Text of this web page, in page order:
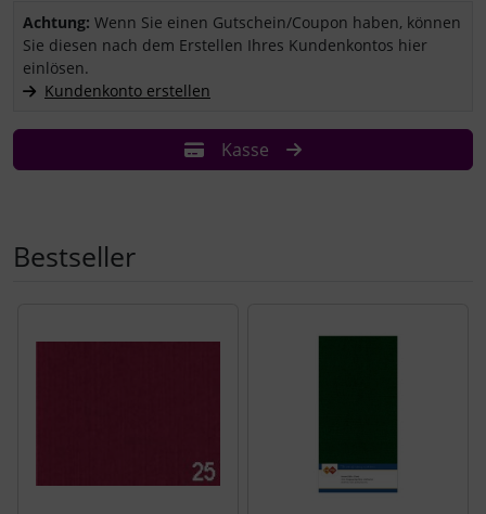
Sie haben einen Coupon/Gutschein und wollen ihn einlösen?
Achtung: Wenn Sie einen Gutschein/Coupon haben, können
Sie diesen nach dem Erstellen Ihres Kundenkontos hier
einlösen.
Kundenkonto erstellen
Kasse
Bestseller